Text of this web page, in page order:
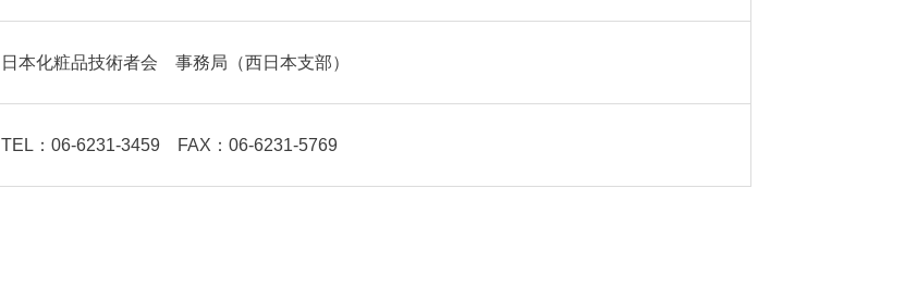
日本化粧品技術者会 事務局（西日本支部）
TEL：06-6231-3459 FAX：06-6231-5769